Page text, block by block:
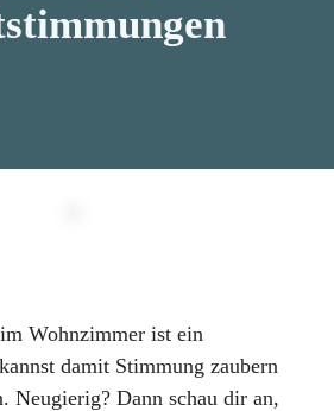
Wohnzimmer ist ein
damit Stimmung zaubern
Neugierig? Dann schau dir an,